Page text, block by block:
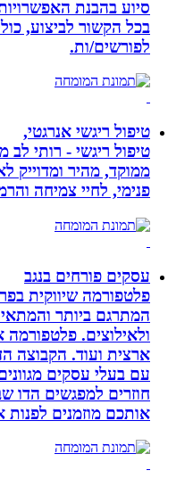
סיוע בהבנת האפשרויות
בכל הקשור לביצוע, כולל
לפורשים/ות.
טיפול ריגשי אנרגטי,
טיפול ריגשי - רותי לב
ממוקד, מהיר ומדוייק
פנימי, לחיי צמיחה והרמוניה.
עסקים פורחים בנגב
פלטפורמה שיווקית בפריסה
המתרגם ביותר והמתאים
ולאילוצים. פלטפורמה
ארצית ועוד. הקבוצה
עם בעלי עסקים מגוונים
חוזרים למפגשים הדו
אותכם מוזמנים לפנות